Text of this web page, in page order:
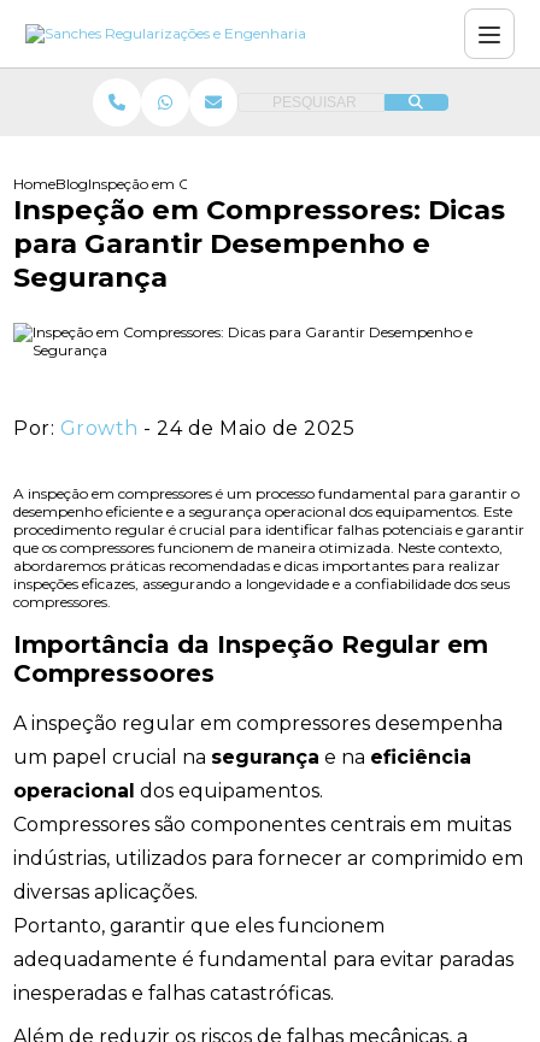
PESQUISAR
HomeBlogInspeção em Compressores: Dicas para Garantir Desempenho e
Inspeção em Compressores: Dicas
para Garantir Desempenho e
Segurança
Por: Growth - 24 de Maio de 2025
A inspeção em compressores é um processo fundamental para garantir o
desempenho eficiente e a segurança operacional dos equipamentos. Este
procedimento regular é crucial para identificar falhas potenciais e garantir
que os compressores funcionem de maneira otimizada. Neste contexto,
abordaremos práticas recomendadas e dicas importantes para realizar
inspeções eficazes, assegurando a longevidade e a confiabilidade dos seus
compressores.
Importância da Inspeção Regular em
Compressoores
A inspeção regular em compressores desempenha
um papel crucial na segurança e na eficiência
operacional dos equipamentos.
Compressores são componentes centrais em muitas
indústrias, utilizados para fornecer ar comprimido em
diversas aplicações.
Portanto, garantir que eles funcionem
adequadamente é fundamental para evitar paradas
inesperadas e falhas catastróficas.
Além de reduzir os riscos de falhas mecânicas, a